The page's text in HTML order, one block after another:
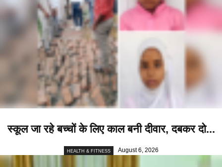
स्कूल जा रहे बच्चों के लिए काल बनी दीवार, दबकर दो...
HEALTH & FITNESS August 6, 2026